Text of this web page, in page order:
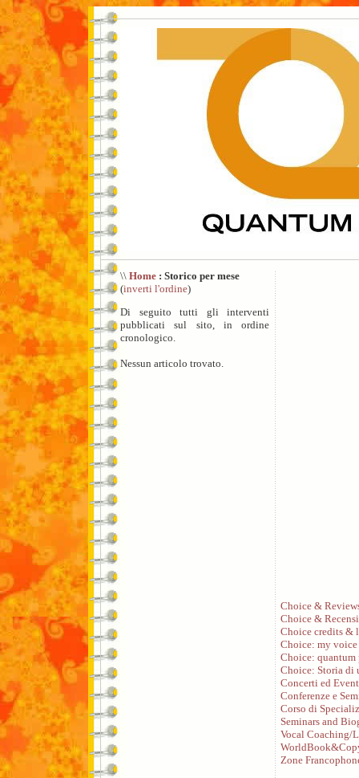
\\ Home : Storico per mese
(inverti l'ordine)
Di seguito tutti gli interventi
pubblicati sul sito, in ordine
cronologico.
Nessun articolo trovato.
Choice &
Choice &
Choice credits &
Choice: my
Choice: quantum
Choice: Storia di
Concerti ed
Conferenze e
Corso di
Seminars and
Vocal Coaching/
Zone